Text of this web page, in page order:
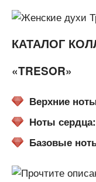
КАТАЛОГ
«TRESOR»
Верхние
Ноты сердца:
Базовые